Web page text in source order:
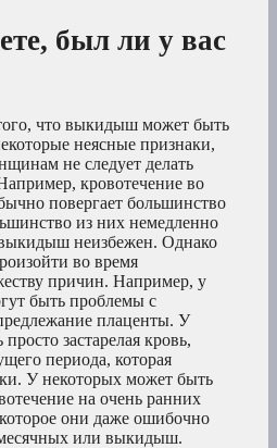
был ли у вас
что выкидыш может быть
неясные признаки,
не следует делать
кровотечение во
повергает большинство
из них немедленно
неизбежен. Однако
во время
причин. Например, у
быть проблемы с
плаценты. У
застарелая кровь,
периода, которая
У некоторых может быть
на очень ранних
они даже ошибочно
или выкидыш.